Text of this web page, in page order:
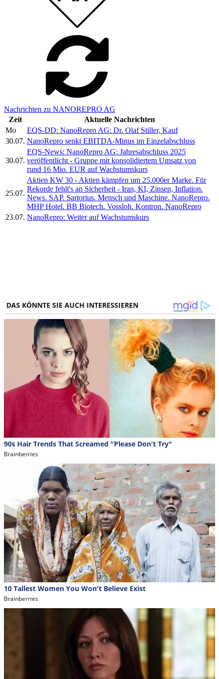
Nachrichten zu NANOREPRO AG
Zeit
Aktuelle Nachrichten
Mo
EQS-DD: NanoRepro AG: Dr. Olaf Stiller, Kauf
30.07. NanoRepro senkt EBITDA-Minus im Einzelabschluss
30.07.
EQS-News: NanoRepro AG: Jahresabschluss 2025
veröffentlicht - Gruppe mit konsolidiertem Umsatz von
rund 16 Mio. EUR auf Wachstumskurs
25.07.
Aktien KW 30 - Aktien kämpfen um 25.000er Marke. Für
Rekorde fehlt's an Sicherheit - Iran, KI, Zinsen, Inflation.
News. SAP. Sartorius. Mensch und Maschine. NanoRepro.
MHP Hotel. BB Biotech. Vossloh. Kontron. NanoRepro
23.07. NanoRepro: Weiter auf Wachstumskurs